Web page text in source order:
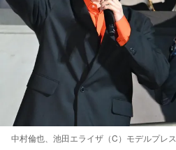
中村倫也、池田エライザ（C）モデルプレス